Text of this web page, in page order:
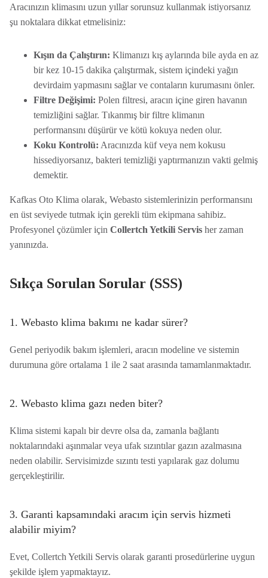
Aracınızın klimasını uzun yıllar sorunsuz kullanmak istiyorsanız
şu noktalara dikkat etmelisiniz:
Kışın da Çalıştırın: Klimanızı kış aylarında bile ayda en az
bir kez 10-15 dakika çalıştırmak, sistem içindeki yağın
devirdaim yapmasını sağlar ve contaların kurumasını önler.
Filtre Değişimi: Polen filtresi, aracın içine giren havanın
temizliğini sağlar. Tıkanmış bir filtre klimanın
performansını düşürür ve kötü kokuya neden olur.
Koku Kontrolü: Aracınızda küf veya nem kokusu
hissediyorsanız, bakteri temizliği yaptırmanızın vakti gelmiş
demektir.
Kafkas Oto Klima olarak, Webasto sistemlerinizin performansını
en üst seviyede tutmak için gerekli tüm ekipmana sahibiz.
Profesyonel çözümler için Collertch Yetkili Servisher zaman
yanınızda.
Sıkça Sorulan Sorular (SSS)
1. Webasto klima bakımı ne kadar sürer?
Genel periyodik bakım işlemleri, aracın modeline ve sistemin
durumuna göre ortalama 1 ile 2 saat arasında tamamlanmaktadır.
2. Webasto klima gazı neden biter?
Klima sistemi kapalı bir devre olsa da, zamanla bağlantı
noktalarındaki aşınmalar veya ufak sızıntılar gazın azalmasına
neden olabilir. Servisimizde sızıntı testi yapılarak gaz dolumu
gerçekleştirilir.
3. Garanti kapsamındaki aracım için servis hizmeti
alabilir miyim?
Evet, Collertch Yetkili Servis olarak garanti prosedürlerine uygun
şekilde işlem yapmaktayız.